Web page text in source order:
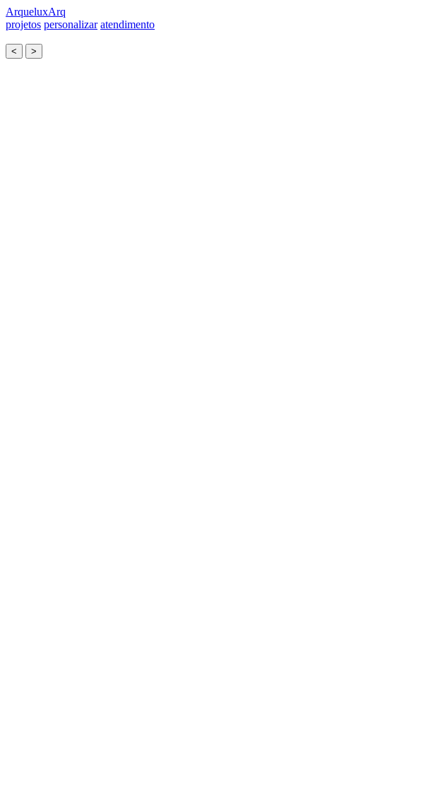
ArqueluxArq
projetos personalizar atendimento
< >